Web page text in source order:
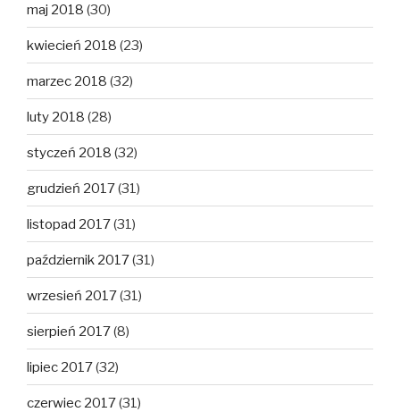
maj 2018 (30)
kwiecień 2018 (23)
marzec 2018 (32)
luty 2018 (28)
styczeń 2018 (32)
grudzień 2017(31)
listopad 2017(31)
październik 2017(31)
wrzesień 2017(31)
sierpień 2017(8)
lipiec 2017(32)
czerwiec 2017(31)